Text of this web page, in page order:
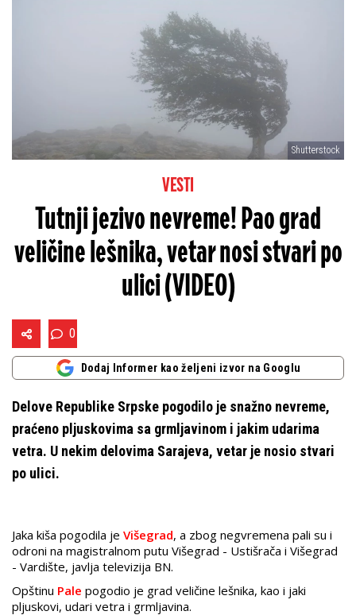
Shutterstock
VESTI
Tutnji jezivo nevreme! Pao grad
veličine lešnika, vetar nosi stvari po
ulici (VIDEO)
0
Dodaj Informer kao željeni izvor na Googlu
Delove Republike Srpske pogodilo je snažno nevreme,
praćeno pljuskovima sa grmljavinom i jakim udarima
vetra. U nekim delovima Sarajeva, vetar je nosio stvari
po ulici.
Jaka kiša pogodila je Višegrad, a zbog negvremena pali su i
odroni na magistralnom putu Višegrad - Ustišrača i Višegrad
- Vardište, javlja televizija BN.
Opštinu Pale pogodio je grad veličine lešnika, kao i jaki
pljuskovi, udari vetra i grmljavina.